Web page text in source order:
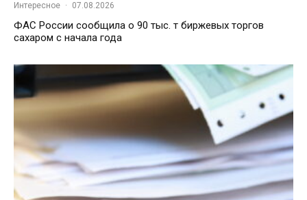
Интересное · 07.08.2026
ФАС России сообщила о 90 тыс. т биржевых торгов
сахаром с начала года